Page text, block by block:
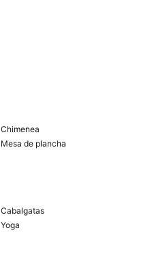
Chimenea
Mesa de plancha
Cabalgatas
Yoga